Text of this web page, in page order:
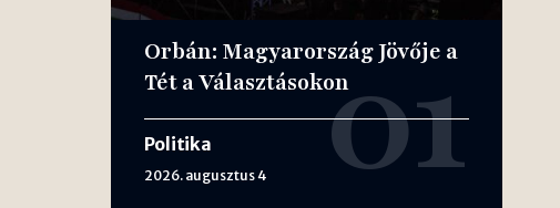
Orbán: Magyarország Jövője a
Tét a Választásokon
Politika
2026. augusztus 4